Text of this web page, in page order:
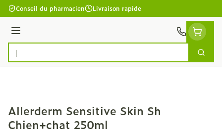
Aller au contenu
Conseil du pharmacien Livraison rapide
Menu
Rechercher
Allerderm Sensitive Skin Sh
Chien+chat 250ml